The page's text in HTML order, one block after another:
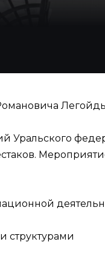
Уральского
структурами